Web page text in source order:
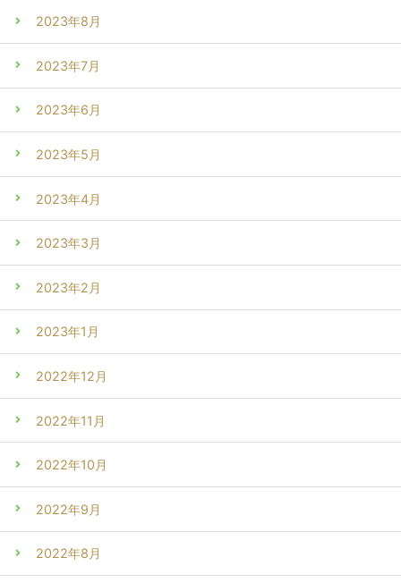
2023年8月
2023年7月
2023年6月
2023年5月
2023年4月
2023年3月
2023年2月
2023年1月
2022年12月
2022年11月
2022年10月
2022年9月
2022年8月